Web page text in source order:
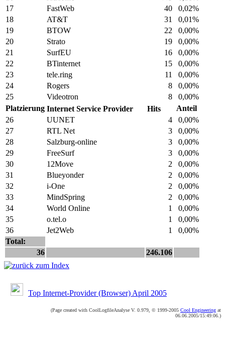
17
FastWeb 40
0,02%
18
AT&T 31
0,01%
19
BTOW 22
0,00%
20
Strato 19
0,00%
21
SurfEU 16
0,00%
22
BTinternet 15
0,00%
23
tele.ring 11
0,00%
24
Rogers 8
0,00%
25
Videotron 8
0,00%
Platzierung Internet Service Provider Hits
Anteil
26
UUNET 4
0,00%
27
RTL Net 3
0,00%
28
Salzburg-online 3
0,00%
29
FreeSurf 3
0,00%
30
12Move 2
0,00%
31
Blueyonder 2
0,00%
32
i-One 2
0,00%
33
MindSpring 2
0,00%
34
World Online 1
0,00%
35
o.tel.o 1
0,00%
36
Jet2Web 1
0,00%
Total:
36
246.106
Top Internet-Provider (Browser) April 2005
(Page created with CoolLogfileAnalyse V. 0.979, © 1999-2005 Cool Engineering at
06.06.2005/15:49:06.)